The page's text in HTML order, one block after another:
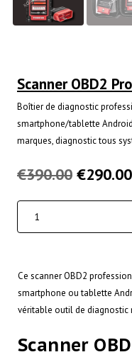
Scanner OBD2
Boîtier de diagnostic
smartphone/tablette
marques, diagnostic tous
€390.00 €290.00
Ce scanner OBD2
smartphone ou tablette
véritable outil de diagnostic
Scanner